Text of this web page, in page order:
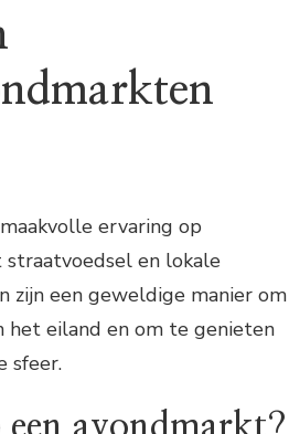
ervaring op
straatvoedsel en lokale
zijn een geweldige manier om
het eiland en om te genieten
sfeer.
avondmarkt?